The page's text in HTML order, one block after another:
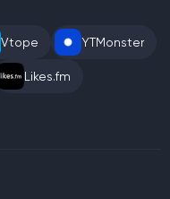
Vtope YTMonster
Likes.fm